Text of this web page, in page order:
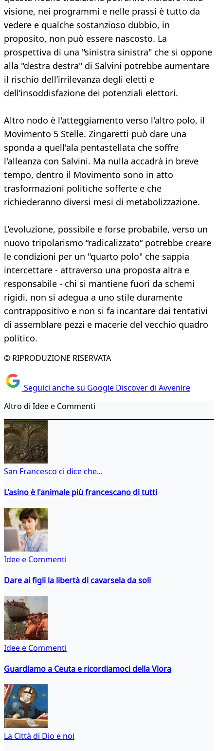
visione, nei programmi e nelle prassi è tutto da
vedere e qualche sostanzioso dubbio, in
proposito, non può essere nascosto. La
prospettiva di una "sinistra sinistra" che si oppone
alla "destra destra" di Salvini potrebbe aumentare
il rischio dell’irrilevanza degli eletti e
dell’insoddisfazione dei potenziali elettori.
Altro nodo è l'atteggiamento verso l'altro polo, il
Movimento 5 Stelle. Zingaretti può dare una
sponda a quell'ala pentastellata che soffre
l'alleanza con Salvini. Ma nulla accadrà in breve
tempo, dentro il Movimento sono in atto
trasformazioni politiche sofferte e che
richiederanno diversi mesi di metabolizzazione.
L’evoluzione, possibile e forse probabile, verso un
nuovo tripolarismo “radicalizzato“ potrebbe creare
le condizioni per un "quarto polo" che sappia
intercettare - attraverso una proposta altra e
responsabile - chi si mantiene fuori da schemi
rigidi, non si adegua a uno stile duramente
contrappositivo e non si fa incantare dai tentativi
di assemblare pezzi e macerie del vecchio quadro
politico.
© RIPRODUZIONE RISERVATA
Seguici anche su Google Discover di Avvenire
Altro di Idee e Commenti
San Francesco ci dice che...
L'asino è l'animale più francescano di tutti
Idee e Commenti
Dare ai figli la libertà di cavarsela da soli
Idee e Commenti
Guardiamo a Ceuta e ricordiamoci della Vlora
La Città di Dio e noi